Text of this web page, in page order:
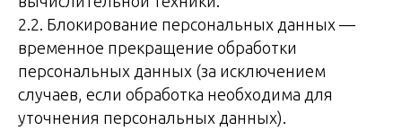
2.2. Блокирование персональных данных —
временное прекращение обработки
персональных данных (за исключением
случаев, если обработка необходима для
уточнения персональных данных).